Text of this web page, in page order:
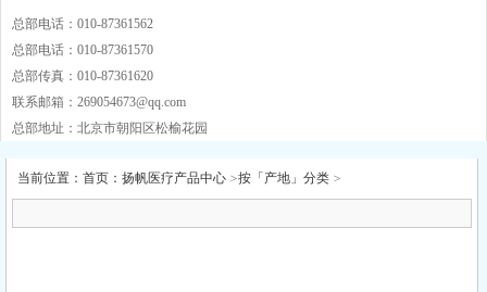
总部电话：010-87361562
总部电话：010-87361570
总部传真：010-87361620
联系邮箱： 269054673@qq.com
总部地址：北京市朝阳区松榆花园
当前位置： 首页 ： 扬帆医疗产品中心 >按「产地」分类 >